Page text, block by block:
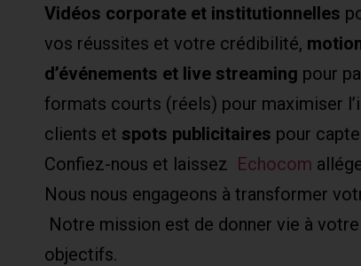
Vidéos corporate et institutionnelles
vos réussites et votre crédibilité,
d’événements et live streaming pour
formats courts (réels) pour maximiser
clients et spots publicitaires pour
Confiez-nous et laissez Echocom
Nous nous engageons à transformer
Notre mission est de donner vie à
objectifs.